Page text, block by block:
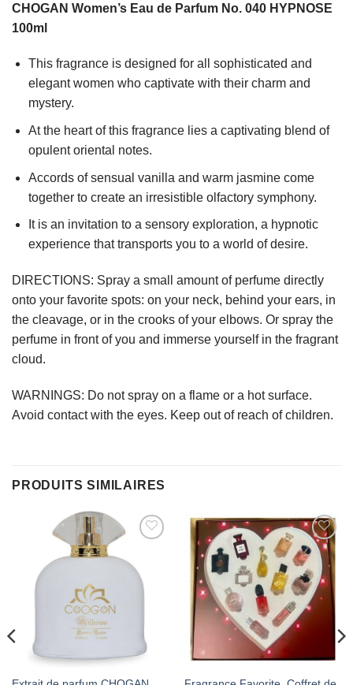
CHOGAN Women’s Eau de Parfum No. 040 HYPNOSE
100ml
This fragrance is designed for all sophisticated and
elegant women who captivate with their charm and
mystery.
At the heart of this fragrance lies a captivating blend of
opulent oriental notes.
Accords of sensual vanilla and warm jasmine come
together to create an irresistible olfactory symphony.
It is an invitation to a sensory exploration, a hypnotic
experience that transports you to a world of desire.
DIRECTIONS: Spray a small amount of perfume directly
onto your favorite spots: on your neck, behind your ears, in
the cleavage, or in the crooks of your elbows. Or spray the
perfume in front of you and immerse yourself in the fragrant
cloud.
WARNINGS: Do not spray on a flame or a hot surface.
Avoid contact with the eyes. Keep out of reach of children.
PRODUITS SIMILAIRES
AJOUTER
À MES
FAVORIS
AJOUTER
À MES
FAVORIS